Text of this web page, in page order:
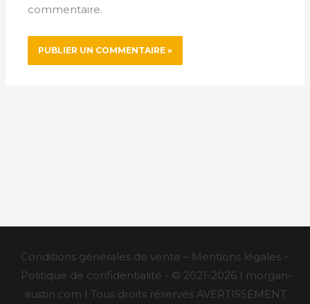
commentaire.
Conditions générales de vente – Mentions légales –
Politique de confidentialité - © 2021-2026 I morgan-
austin.com I Tous droits réservés AVERTISSEMENT